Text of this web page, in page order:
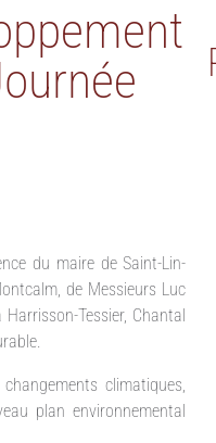
du maire de Saint-Lin-
de Messieurs Luc
Tessier, Chantal
climatiques,
plan environnemental